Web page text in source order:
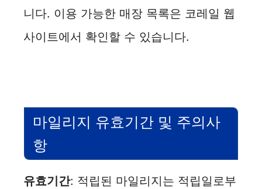
니다. 이용 가능한 매장 목록은 코레일 웹
사이트에서 확인할 수 있습니다.
마일리지 유효기간 및 주의사
항
유효기간: 적립된 마일리지는 적립일로부